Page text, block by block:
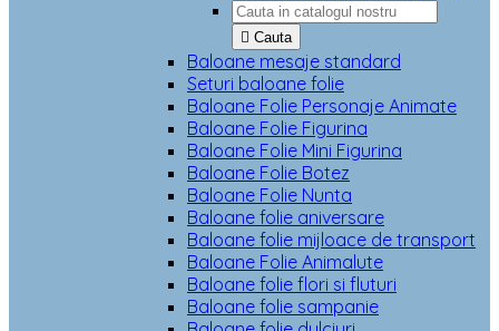
 Cauta
Baloane mesaje standard
Seturi baloane folie
Baloane Folie Personaje Animate
Baloane Folie Figurina
Baloane Folie Mini Figurina
Baloane Folie Botez
Baloane Folie Nunta
Baloane folie aniversare
Baloane folie mijloace de transport
Baloane Folie Animalute
Baloane folie flori si fluturi
Baloane folie sampanie